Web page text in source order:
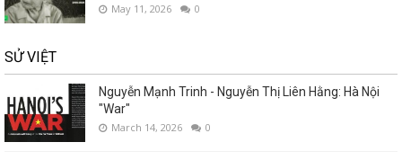
May 11, 2026 0
SỬ VIỆT
Nguyễn Mạnh Trinh - Nguyễn Thị Liên Hằng: Hà Nội
"War"
March 14, 2026 0